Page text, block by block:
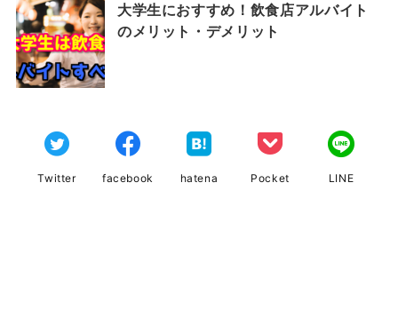
大学生におすすめ！飲食店アルバイト
のメリット・デメリット
Twitter facebook hatena Pocket LINE